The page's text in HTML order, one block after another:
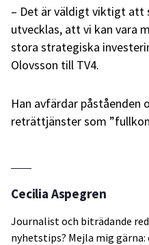
– Det är väldigt viktigt att
utvecklas, att vi kan vara
stora strategiska
Olovsson till TV4.
Han avfärdar
reträttjänster som
Cecilia Aspegren
Journalist och biträdande
nyhetstips? Mejla mig